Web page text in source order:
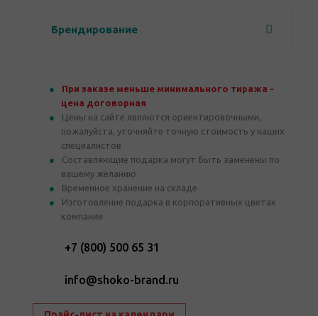
Брендирование
При заказе меньше минимального тиража -
цена договорная
Цены на сайте являются ориентировочными,
пожалуйста, уточняйте точную стоимость у наших
специалистов
Составляющие подарка могут быть заменены по
вашему желанию
Временное хранение на складе
Изготовление подарка в корпоративных цветах
компании
+7 (800) 500 65 31
info@shoko-brand.ru